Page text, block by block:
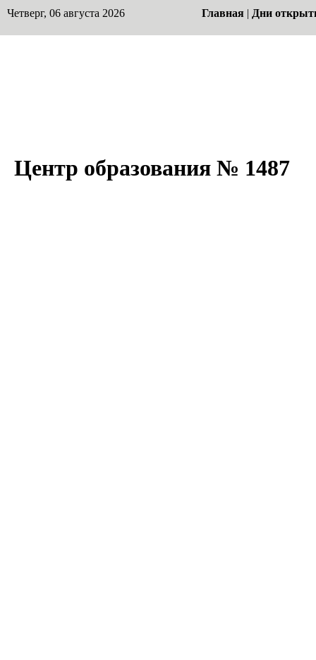
Четверг, 06 августа 2026 Главная | Дни
Центр образования № 1487